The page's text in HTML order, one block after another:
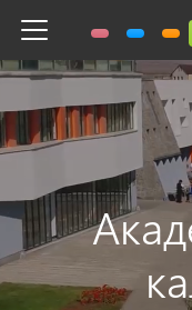
Toggle navigation